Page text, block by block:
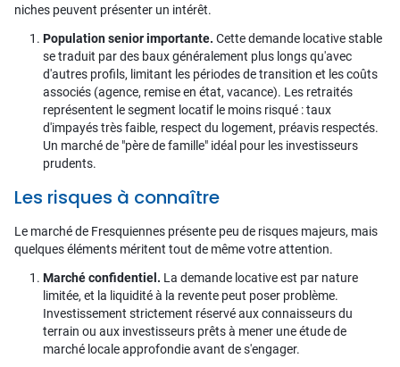
niches peuvent présenter un intérêt.
Population senior importante. Cette demande locative stable
se traduit par des baux généralement plus longs qu'avec
d'autres profils, limitant les périodes de transition et les coûts
associés (agence, remise en état, vacance). Les retraités
représentent le segment locatif le moins risqué : taux
d'impayés très faible, respect du logement, préavis respectés.
Un marché de "père de famille" idéal pour les investisseurs
prudents.
Les risques à connaître
Le marché de Fresquiennes présente peu de risques majeurs, mais
quelques éléments méritent tout de même votre attention.
Marché confidentiel. La demande locative est par nature
limitée, et la liquidité à la revente peut poser problème.
Investissement strictement réservé aux connaisseurs du
terrain ou aux investisseurs prêts à mener une étude de
marché locale approfondie avant de s'engager.